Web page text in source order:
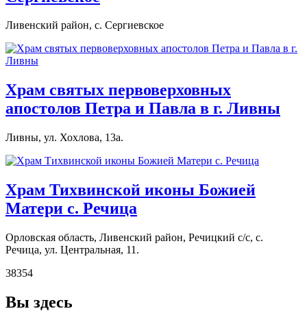
Ливенский район, с. Сергиевское
Храм святых первоверховных
апостолов Петра и Павла в г. Ливны
Ливны, ул. Хохлова, 13а.
Храм Тихвинской иконы Божией
Матери с. Речица
Орловская область, Ливенский район, Речицкий с/с, с.
Речица, ул. Центральная, 11.
38354
Вы здесь